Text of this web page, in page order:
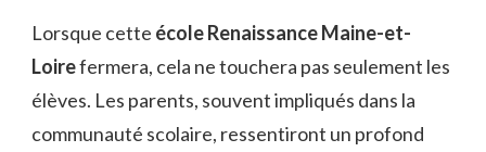
Lorsque cette école Renaissance Maine-et-
Loirefermera, cela ne touchera pas seulement les
élèves. Les parents, souvent impliqués dans la
communauté scolaire, ressentiront un profond